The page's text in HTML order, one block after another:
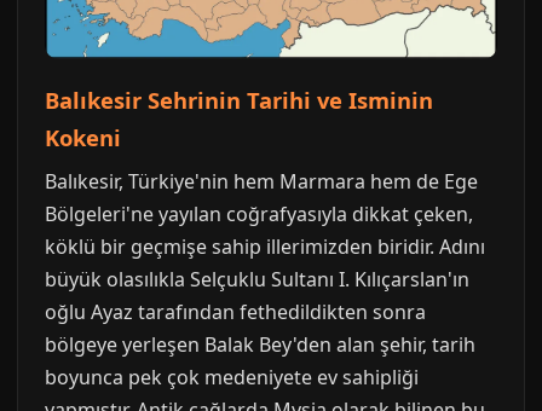
Balıkesir Sehrinin Tarihi ve Isminin
Kokeni
Balıkesir, Türkiye'nin hem Marmara hem de Ege
Bölgeleri'ne yayılan coğrafyasıyla dikkat çeken,
köklü bir geçmişe sahip illerimizden biridir. Adını
büyük olasılıkla Selçuklu Sultanı I. Kılıçarslan'ın
oğlu Ayaz tarafından fethedildikten sonra
bölgeye yerleşen Balak Bey'den alan şehir, tarih
boyunca pek çok medeniyete ev sahipliği